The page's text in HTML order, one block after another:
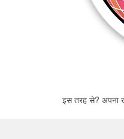
इस तरह से? अपना